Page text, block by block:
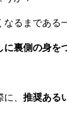
るまである
に裏側の身を
に、 推奨ある